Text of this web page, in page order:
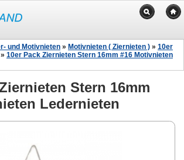
und Motivnieten » Motivnieten ( Ziernieten ) » 10er
» 10er Pack Ziernieten Stern 16mm #16 Motivnieten
Stern 16mm
Ledernieten